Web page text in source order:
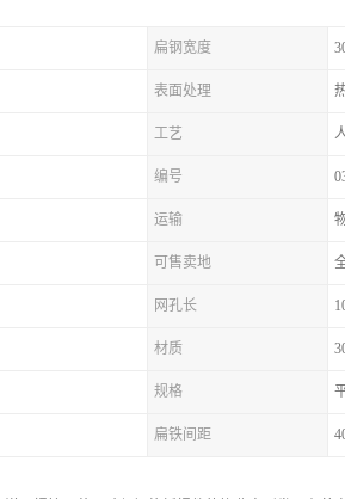
扁钢宽度
表面处理
工艺
编号
运输
可售卖地
网孔长
材质
规格
扁铁间距